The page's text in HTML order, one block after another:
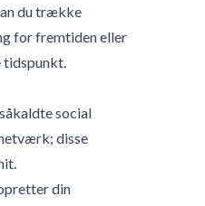
du trække
for fremtiden eller
tidspunkt.
social
disse
din